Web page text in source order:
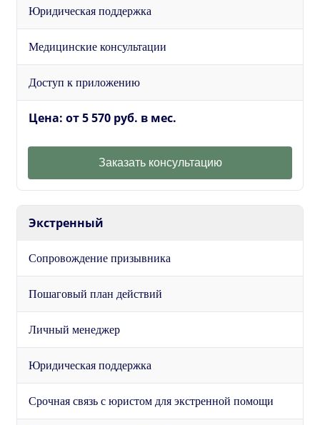
Юридическая поддержка
Медицинские консультации
Доступ к приложению
Цена: от 5 570 руб. в мес.
Заказать консультацию
Экстренный
Сопровождение призывника
Пошаговый план действий
Личный менеджер
Юридическая поддержка
Срочная связь с юристом для экстренной помощи